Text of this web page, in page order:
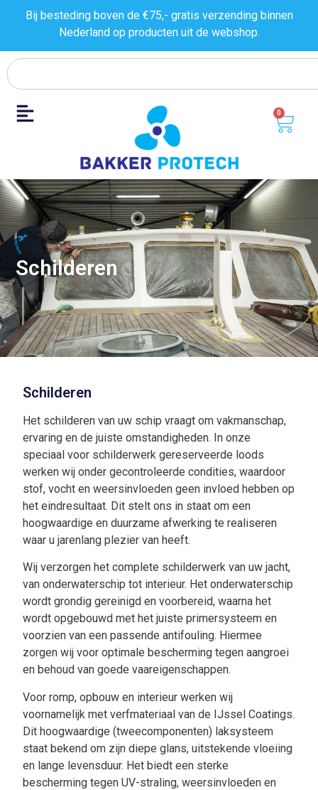
Bij besteding boven de €75,- gratis verzending binnen
Nederland op producten uit de webshop.
0
Schilderen
Schilderen
Het schilderen van uw schip vraagt om vakmanschap,
ervaring en de juiste omstandigheden. In onze
speciaal voor schilderwerk gereserveerde loods
werken wij onder gecontroleerde condities, waardoor
stof, vocht en weersinvloeden geen invloed hebben op
het eindresultaat. Dit stelt ons in staat om een
hoogwaardige en duurzame afwerking te realiseren
waar u jarenlang plezier van heeft.
Wij verzorgen het complete schilderwerk van uw jacht,
van onderwaterschip tot interieur. Het onderwaterschip
wordt grondig gereinigd en voorbereid, waarna het
wordt opgebouwd met het juiste primersysteem en
voorzien van een passende antifouling. Hiermee
zorgen wij voor optimale bescherming tegen aangroei
en behoud van goede vaareigenschappen.
Voor romp, opbouw en interieur werken wij
voornamelijk met verfmateriaal van de IJssel Coatings.
Dit hoogwaardige (tweecomponenten) laksysteem
staat bekend om zijn diepe glans, uitstekende vloeiing
en lange levensduur. Het biedt een sterke
bescherming tegen UV-straling, weersinvloeden en